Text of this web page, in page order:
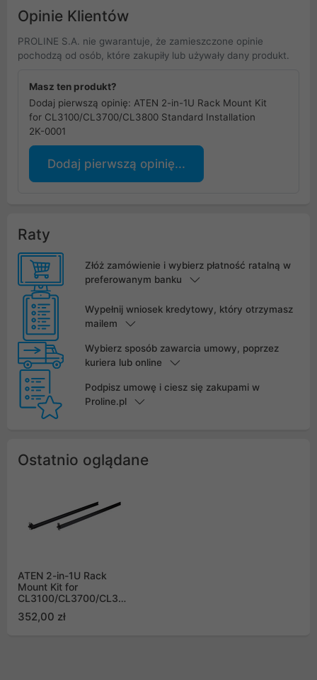
Opinie Klientów
PROLINE S.A. nie gwarantuje, że zamieszczone opinie
pochodzą od osób, które zakupiły lub używały dany produkt.
Masz ten produkt?
Dodaj pierwszą opinię: ATEN 2-in-1U Rack Mount Kit
for CL3100/CL3700/CL3800 Standard Installation
2K-0001
Dodaj pierwszą opinię...
Raty
Złóż zamówienie i wybierz płatność ratalną w
preferowanym banku
Wypełnij wniosek kredytowy, który otrzymasz
mailem
Wybierz sposób zawarcia umowy, poprzez
kuriera lub online
Podpisz umowę i ciesz się zakupami w
Proline.pl
Ostatnio oglądane
ATEN 2-in-1U Rack
Mount Kit for
CL3100/CL3700/CL3800
2K-0001
352,00 zł